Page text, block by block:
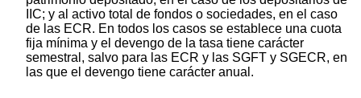
IIC; y al activo total de fondos o sociedades, en el caso
de las ECR. En todos los casos se establece una cuota
fija mínima y el devengo de la tasa tiene carácter
semestral, salvo para las ECR y las SGFT y SGECR, en
las que el devengo tiene carácter anual.